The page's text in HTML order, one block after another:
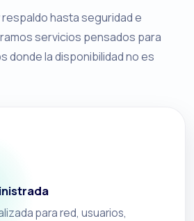
hasta seguridad e
servicios pensados para
la disponibilidad no es
para red, usuarios,